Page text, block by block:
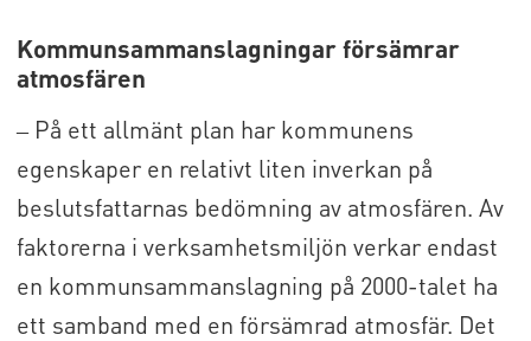
Kommunsammanslagningar försämrar
atmosfären
‒ På ett allmänt plan har kommunens
egenskaper en relativt liten inverkan på
beslutsfattarnas bedömning av atmosfären. Av
faktorerna i verksamhetsmiljön verkar endast
en kommunsammanslagning på 2000-talet ha
ett samband med en försämrad atmosfär. Det